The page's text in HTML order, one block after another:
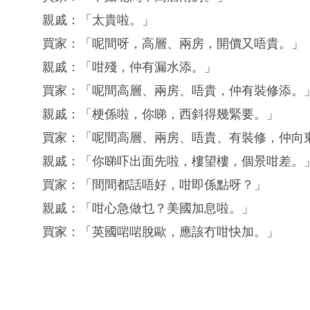
親戚：「太貴啦。」
買家：「呢間呀，高層、兩房，開價又唔貴。」
親戚：「咁殘，仲有漏水添。」
買家：「呢間高層、兩房、唔貴，仲有裝修添。」
親戚：「梗係啦，你睇，西斜得幾緊要。」
買家：「呢間高層、兩房、唔貴、有裝修，仲向
親戚：「你睇吓出面先啦，樓望樓，個景咁差。」
買家：「間間都話唔好，咁即係點呀？」
親戚：「咁心急做乜？美國加息啦。」
買家：「英國啱啱脫歐，應該冇咁快加。」